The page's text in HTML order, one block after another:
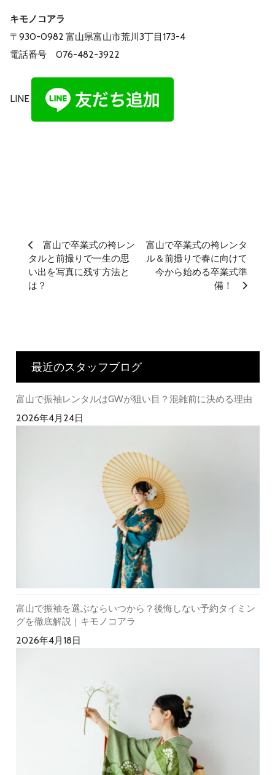
キモノコアラ
〒930-0982 富山県富山市荒川3丁目173-4
電話番号 076-482-3922
LINE
富山で卒業式の袴レン
タルと前撮りで一生の思
い出を写真に残す方法と
は？
富山で卒業式の袴レンタ
ル＆前撮りで春に向けて
今から始める卒業式準
備！
最近のスタッフブログ
富山で振袖レンタルはGWが狙い目？混雑前に決める理由
2026年4月24日
富山で振袖を選ぶならいつから？後悔しない予約タイミン
グを徹底解説｜キモノコアラ
2026年4月18日